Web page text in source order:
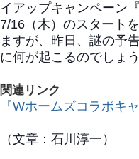
イアップキャンペーン
7/16（木）のスタート
ますが、昨日、 謎の予
に何が起こるのでしょう
関連リンク
『Wホームズコラボキ
（文章：石川淳一）